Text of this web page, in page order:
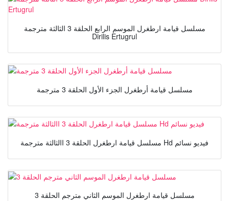
مسلسل قيامة ارطغرل الموسم الرابع الحلقة 3 الثالثة مترجمة
Dirilis Ertugrul
مسلسل قيامة أرطغرل الجزء الأول الحلقة 3 مترجمة
مسلسل قيامة ارطغرل الحلقة 3 االثالثة مترجمة Hd فيديو نسائم
مسلسل قيامة ارطغرل الموسم الثاني مترجم الحلقة 3